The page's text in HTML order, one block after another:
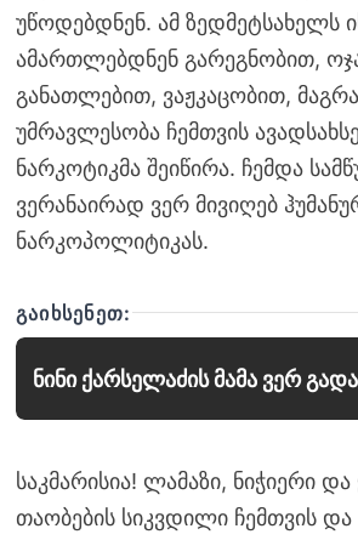
უწოდებდნენ. ამ ზედმეტსახელს
ამართლებდნენ გარეგნობით,
განათლებით, ვაჟკაცობით,
უმრავლესობა ჩემთვის
ნარკოტიკმა შეიწირა. ჩემდა
ვერანაირად ვერ მივიღებ
ნარკოპოლიტიკას.
ᲒᲐᲘᲮᲡᲔᲜᲔᲗ:
ნინი ქარსელაძის მამა ვერ
საკმარისია! ლამაზი, ნიჭიერი და
თაობების სიკვდილი ჩემთვის და